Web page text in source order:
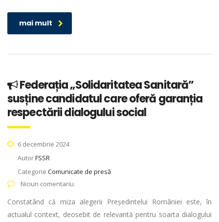
mai mult
Federația „Solidaritatea Sanitară”
susține candidatul care oferă garanția
respectării dialogului social
6 decembrie 2024
AutorFSSR
Categorie Comunicate de presă
Niciun comentariu
Constatând că miza alegerii Președintelui României este, în
actualul context, deosebit de relevantă pentru soarta dialogului